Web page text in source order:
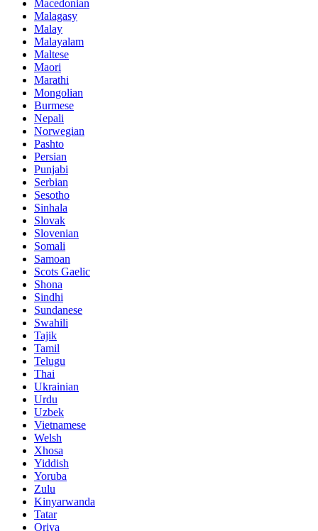
Macedonian
Malagasy
Malay
Malayalam
Maltese
Maori
Marathi
Mongolian
Burmese
Nepali
Norwegian
Pashto
Persian
Punjabi
Serbian
Sesotho
Sinhala
Slovak
Slovenian
Somali
Samoan
Scots Gaelic
Shona
Sindhi
Sundanese
Swahili
Tajik
Tamil
Telugu
Thai
Ukrainian
Urdu
Uzbek
Vietnamese
Welsh
Xhosa
Yiddish
Yoruba
Zulu
Kinyarwanda
Tatar
Oriya